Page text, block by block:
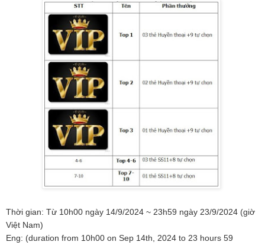
Thời gian: Từ 10h00 ngày 14/9/2024 ~ 23h59 ngày 23/9/2024 (giờ
Việt Nam)
Eng: (duration from 10h00 on Sep 14th, 2024 to 23 hours 59